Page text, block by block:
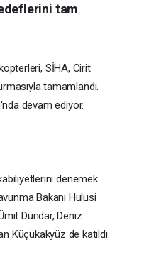
tam
SİHA, Cirit
tamamlandı.
devam ediyor.
denemek
Bakanı Hulusi
Dündar, Deniz
Küçükakyüz de katıldı.